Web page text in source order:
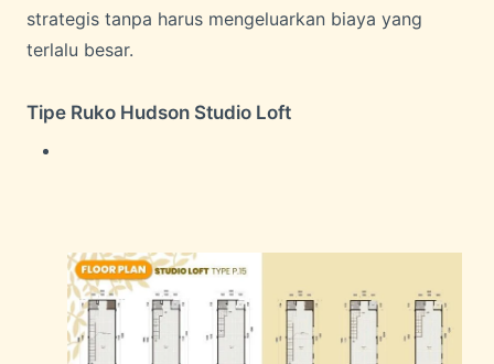
strategis tanpa harus mengeluarkan biaya yang
terlalu besar.
Tipe Ruko Hudson Studio Loft